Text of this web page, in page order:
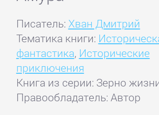
Писатель: Хван Дмитрий
Тематика книги:
фантастика, Исторические
приключения
Книга из серии: Зерно
Правообладатель: Автор